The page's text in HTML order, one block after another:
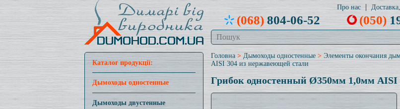
Про нас
(068)804-06-52 (050)
Каталог продукції:
Дымоходы одностенные
Дымоходы двустенные
Головна> Дымоходы одностенные> Элементы окончания
AISI 304 из нержавеющей стали
Грибок одностенный Ø350мм 1,0мм AISI